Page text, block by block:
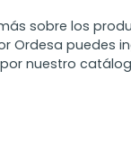
sobre los
Ordesa puedes
nuestro